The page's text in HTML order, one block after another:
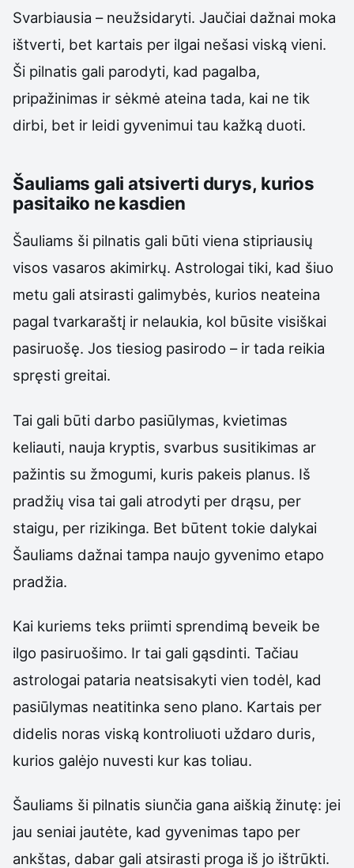
Svarbiausia – neužsidaryti. Jaučiai dažnai moka
ištverti, bet kartais per ilgai nešasi viską vieni.
Ši pilnatis gali parodyti, kad pagalba,
pripažinimas ir sėkmė ateina tada, kai ne tik
dirbi, bet ir leidi gyvenimui tau kažką duoti.
Šauliams gali atsiverti durys, kurios
pasitaiko ne kasdien
Šauliams ši pilnatis gali būti viena stipriausių
visos vasaros akimirkų. Astrologai tiki, kad šiuo
metu gali atsirasti galimybės, kurios neateina
pagal tvarkaraštį ir nelaukia, kol būsite visiškai
pasiruošę. Jos tiesiog pasirodo – ir tada reikia
spręsti greitai.
Tai gali būti darbo pasiūlymas, kvietimas
keliauti, nauja kryptis, svarbus susitikimas ar
pažintis su žmogumi, kuris pakeis planus. Iš
pradžių visa tai gali atrodyti per drąsu, per
staigu, per rizikinga. Bet būtent tokie dalykai
Šauliams dažnai tampa naujo gyvenimo etapo
pradžia.
Kai kuriems teks priimti sprendimą beveik be
ilgo pasiruošimo. Ir tai gali gąsdinti. Tačiau
astrologai pataria neatsisakyti vien todėl, kad
pasiūlymas neatitinka seno plano. Kartais per
didelis noras viską kontroliuoti uždaro duris,
kurios galėjo nuvesti kur kas toliau.
Šauliams ši pilnatis siunčia gana aiškią žinutę: jei
jau seniai jautėte, kad gyvenimas tapo per
ankštas, dabar gali atsirasti proga iš jo ištrūkti.